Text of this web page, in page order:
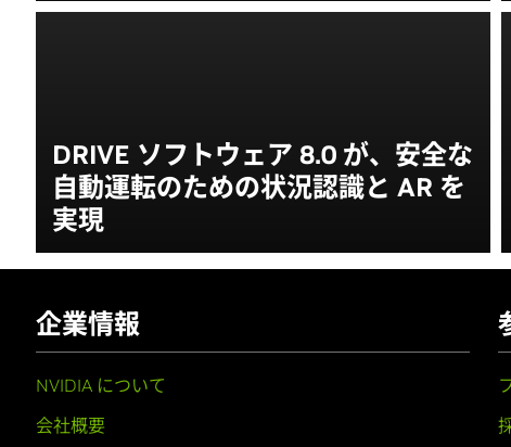
DRIVE ソフトウェア 8.0 が、安全な
自動運転のための状況認識と AR を
実現
企業情報
NVIDIA について
会社概要